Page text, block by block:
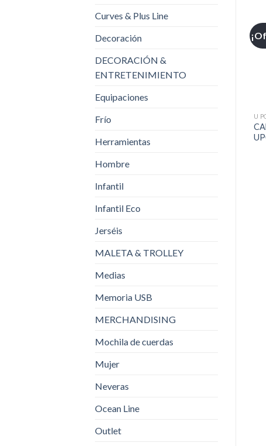
Curves & Plus Line
Decoración
DECORACIÓN &
ENTRETENIMIENTO
Equipaciones
Frío
Herramientas
Hombre
Infantil
Infantil Eco
Jerséis
MALETA & TROLLEY
Medias
Memoria USB
MERCHANDISING
Mochila de cuerdas
Mujer
Neveras
Ocean Line
Outlet
U